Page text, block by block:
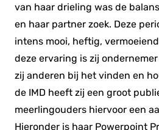
van haar drieling was de
en haar partner zoek. Deze
intens mooi, heftig,
deze ervaring is zij
zij anderen bij het vinden en
de IMD heeft zij een groot
meerlingouders hiervoor een
Hieronder is haar Powerpoint